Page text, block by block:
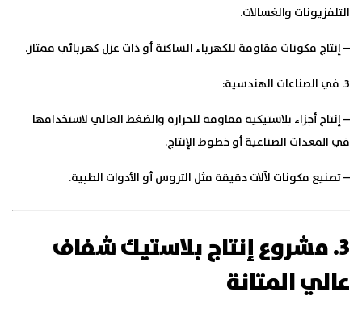
التلفزيونات والغسالات.
– إنتاج مكونات مقاومة للكهرباء الساكنة أو ذات عزل كهربائي ممتاز.
3. في الصناعات الهندسية:
– إنتاج أجزاء بلاستيكية مقاومة للحرارة والضغط العالي لاستخدامها
في المعدات الصناعية أو خطوط الإنتاج.
– تصنيع مكونات لآلات دقيقة مثل التروس أو الأدوات الطبية.
3. مشروع إنتاج بلاستيك شفاف
عالي المتانة